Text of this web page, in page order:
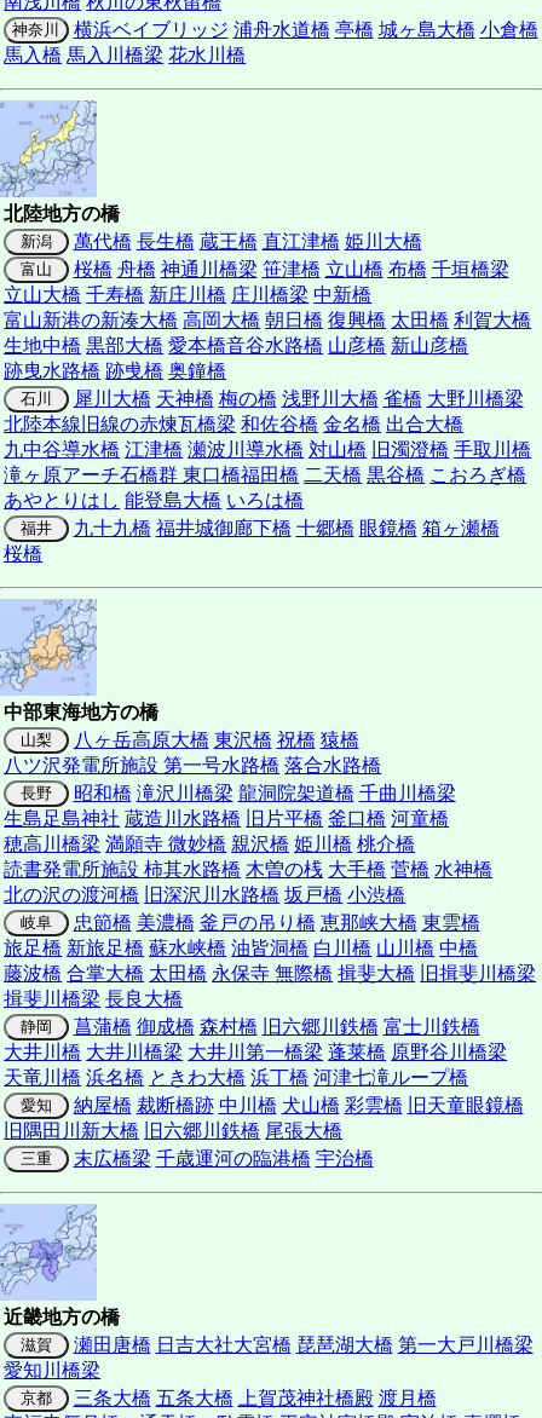
神奈川 横浜ベイブリッジ 浦舟水道橋 亭橋 城ヶ島大橋 小倉橋
馬入橋 馬入川橋梁 花水川橋
北陸地方の橋
新潟 萬代橋 長生橋 蔵王橋 直江津橋 姫川大橋
富山 桜橋 舟橋 神通川橋梁 笹津橋 立山橋 布橋 千垣橋梁
立山大橋 千寿橋 新庄川橋 庄川橋梁 中新橋
富山新港の新湊大橋 高岡大橋 朝日橋 復興橋 太田橋 利賀大橋
生地中橋 黒部大橋 愛本橋音谷水路橋 山彦橋 新山彦橋
跡曳水路橋 跡曵橋 奥鐘橋
石川 犀川大橋 天神橋 梅の橋 浅野川大橋 雀橋 大野川橋梁
北陸本線旧線の赤煉瓦橋梁 和佐谷橋 金名橋 出合大橋
九中谷導水橋 江津橋 瀬波川導水橋 対山橋 旧濁澄橋 手取川橋
滝ヶ原アーチ石橋群 東口橋福田橋 二天橋 黒谷橋 こおろぎ橋
あやとりはし 能登島大橋 いろは橋
福井 九十九橋 福井城御廊下橋 十郷橋 眼鏡橋 箱ヶ瀬橋
桜橋
中部東海地方の橋
山梨 八ヶ岳高原大橋 東沢橋 祝橋 猿橋
八ツ沢発電所施設 第一号水路橋 落合水路橋
長野 昭和橋 滝沢川橋梁 龍洞院架道橋 千曲川橋梁
生島足島神社 蔵造川水路橋 旧片平橋 釜口橋 河童橋
穂高川橋梁 満願寺 微妙橋 親沢橋 姫川橋 桃介橋
読書発電所施設 柿其水路橋 木曽の桟 大手橋 菅橋 水神橋
北の沢の渡河橋
旧深沢川水路橋 坂戸橋 小渋橋
岐阜 忠節橋 美濃橋 釜戸の吊り橋 恵那峡大橋 東雲橋
旅足橋 新旅足橋 蘇水峡橋 油皆洞橋 白川橋 山川橋 中橋
藤波橋 合掌大橋 太田橋 永保寺 無際橋 揖斐大橋
旧揖斐川橋梁
揖斐川橋梁 長良大橋
静岡 菖蒲橋 御成橋 森村橋 旧六郷川鉄橋 富士川鉄橋
大井川橋 大井川橋梁 大井川第一橋梁 蓬莱橋 原野谷川橋梁
天竜川橋 浜名橋 ときわ大橋 浜丁橋 河津七滝ループ橋
愛知 納屋橋 裁断橋跡 中川橋 犬山橋 彩雲橋
旧天童眼鏡橋
旧隅田川新大橋
旧六郷川鉄橋 尾張大橋
三重 末広橋梁 千歳運河の臨港橋 宇治橋
近畿地方の橋
滋賀 瀬田唐橋 日吉大社大宮橋 琵琶湖大橋 第一大戸川橋梁
愛知川橋梁
京都 三条大橋 五条大橋 上賀茂神社橋殿 渡月橋